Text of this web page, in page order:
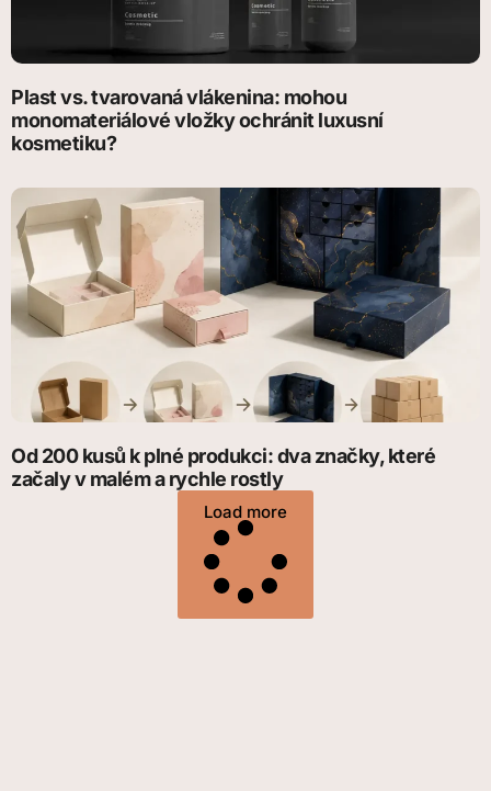
Plast vs. tvarovaná vlákenina: mohou
monomateriálové vložky ochránit luxusní
kosmetiku?
Od 200 kusů k plné produkci: dva značky, které
začaly v malém a rychle rostly
Load more